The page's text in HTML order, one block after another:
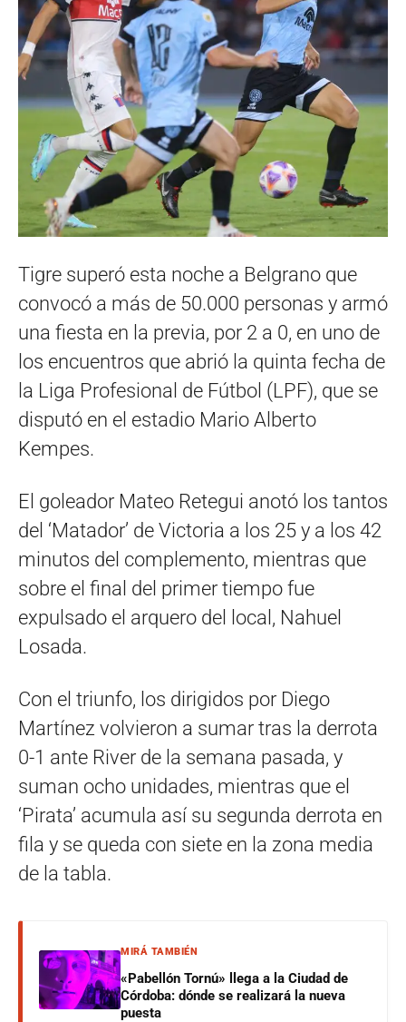
Tigre superó esta noche a Belgrano que
convocó a más de 50.000 personas y armó
una fiesta en la previa, por 2 a 0, en uno de
los encuentros que abrió la quinta fecha de
la Liga Profesional de Fútbol (LPF), que se
disputó en el estadio Mario Alberto
Kempes.
El goleador Mateo Retegui anotó los tantos
del ‘Matador’ de Victoria a los 25 y a los 42
minutos del complemento, mientras que
sobre el final del primer tiempo fue
expulsado el arquero del local, Nahuel
Losada.
Con el triunfo, los dirigidos por Diego
Martínez volvieron a sumar tras la derrota
0-1 ante River de la semana pasada, y
suman ocho unidades, mientras que el
‘Pirata’ acumula así su segunda derrota en
fila y se queda con siete en la zona media
de la tabla.
MIRÁ TAMBIÉN
«Pabellón Tornú» llega a la Ciudad de
Córdoba: dónde se realizará la nueva
puesta